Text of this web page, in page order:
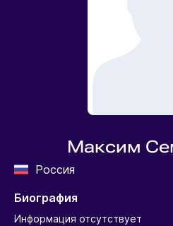
Максим
Россия
Биография
Информация отсутствует